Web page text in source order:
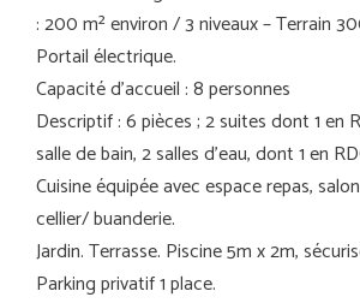
: 200 m² environ / 3 niveaux – Terrain
Portail électrique.
Capacité d’accueil : 8 personnes
Descriptif : 6 pièces ; 2 suites dont 1 en
salle de bain, 2 salles d’eau, dont 1 en
Cuisine équipée avec espace repas,
cellier/ buanderie.
Jardin. Terrasse. Piscine 5m x 2m,
Parking privatif 1 place.